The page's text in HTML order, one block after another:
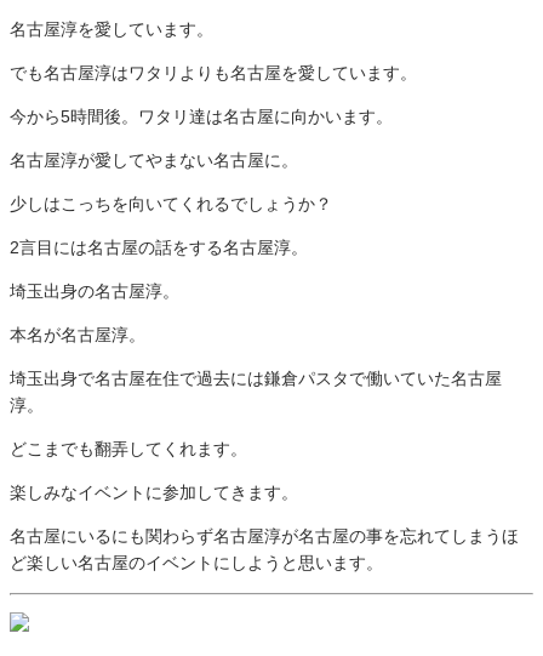
名古屋淳を愛しています。
でも名古屋淳はワタリよりも名古屋を愛しています。
今から5時間後。ワタリ達は名古屋に向かいます。
名古屋淳が愛してやまない名古屋に。
少しはこっちを向いてくれるでしょうか？
2言目には名古屋の話をする名古屋淳。
埼玉出身の名古屋淳。
本名が名古屋淳。
埼玉出身で名古屋在住で過去には鎌倉パスタで働いていた名古屋
淳。
どこまでも翻弄してくれます。
楽しみなイベントに参加してきます。
名古屋にいるにも関わらず名古屋淳が名古屋の事を忘れてしまうほ
ど楽しい名古屋のイベントにしようと思います。